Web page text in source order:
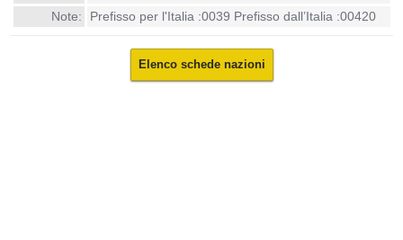
Note:
Prefisso per l'Italia :0039 Prefisso dall’Italia :00420
Elenco schede nazioni